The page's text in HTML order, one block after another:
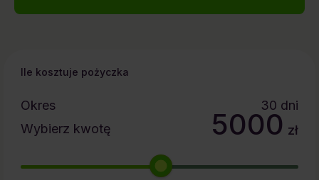
Ile kosztuje pożyczka
Okres 30 dni
Wybierz kwotę
5000 zł